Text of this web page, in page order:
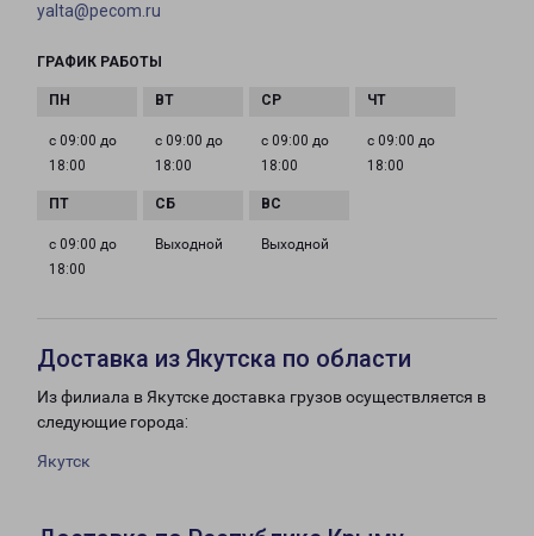
yalta@pecom.ru
ГРАФИК РАБОТЫ
с 09:00 до
18:00
с 09:00 до
18:00
с 09:00 до
18:00
с 09:00 до
18:00
с 09:00 до
18:00
Выходной Выходной
Доставка из Якутска по области
Из филиала в Якутске доставка грузов осуществляется в
следующие города:
Якутск